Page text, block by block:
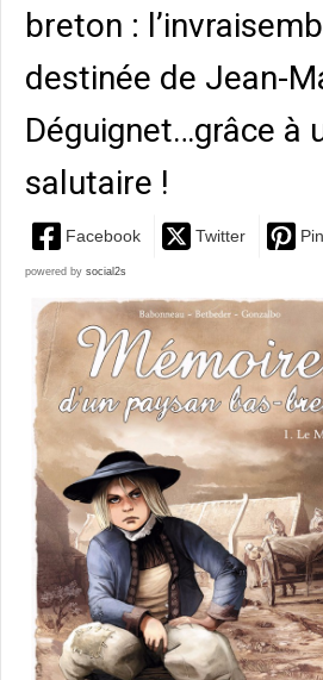
breton :
destinée de Jean-
Déguignet…grâce à
salutaire !
Facebook Twitter
powered by social2s